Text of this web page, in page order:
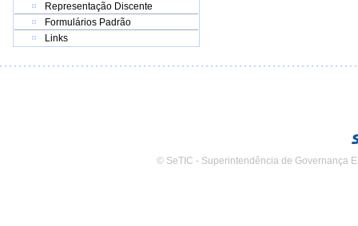
Representação Discente
Formulários Padrão
Links
© SeTIC - Superintendência de Governança